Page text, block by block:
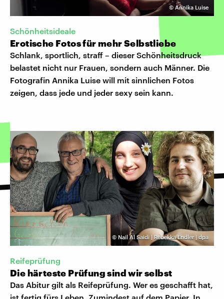
© Annika Luise
Schönheitsideale
Erotische Fotos für mehr Selbstliebe
Schlank, sportlich, straff – dieser Schönheitsdruck
belastet nicht nur Frauen, sondern auch Männer. Die
Fotografin Annika Luise will mit sinnlichen Fotos
zeigen, dass jede und jeder sexy sein kann.
© Nail Al Saidi | Rebekka Endler | dpa
Reifeprüfung
Die härteste Prüfung sind wir selbst
Das Abitur gilt als Reifeprüfung. Wer es geschafft hat,